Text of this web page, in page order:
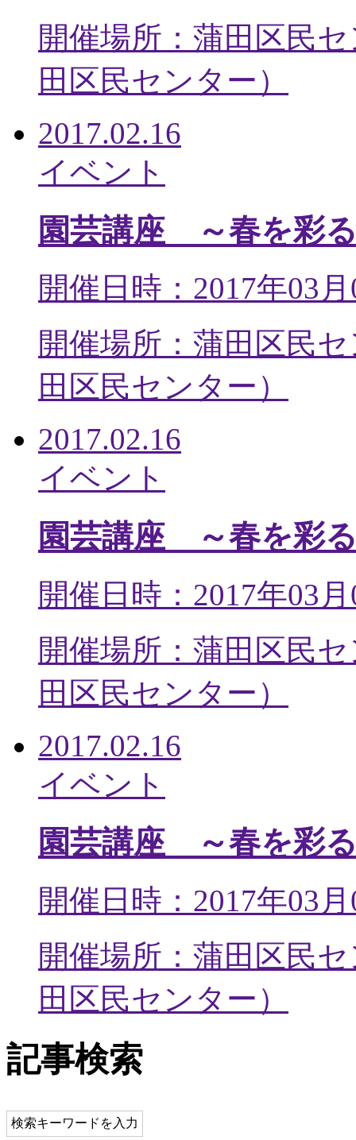
開催場所：蒲田区民
田区民センター ）
2017.02.16
イベント
園芸講座 ～春を彩
開催日時：2017年03
開催場所：蒲田区民
田区民センター ）
2017.02.16
イベント
園芸講座 ～春を彩
開催日時：2017年03
開催場所：蒲田区民
田区民センター ）
2017.02.16
イベント
園芸講座 ～春を彩
開催日時：2017年03
開催場所：蒲田区民
田区民センター ）
記事検索
検索キーワードを入力